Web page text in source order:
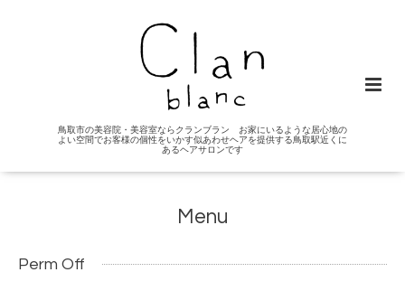
鳥取市の美容院・美容室ならクランブラン お家にいるような居心地の
よい空間でお客様の個性をいかす似あわせヘアを提供する鳥取駅近くに
あるヘアサロンです
Menu
Perm Off